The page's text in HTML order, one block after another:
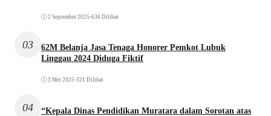
2 September 2025 •636 Dilihat
03
62M Belanja Jasa Tenaga Honorer Pemkot Lubuk
Linggau 2024 Diduga Fiktif
3 Mei 2025 •321 Dilihat
04
“Kepala Dinas Pendidikan Muratara dalam Sorotan atas